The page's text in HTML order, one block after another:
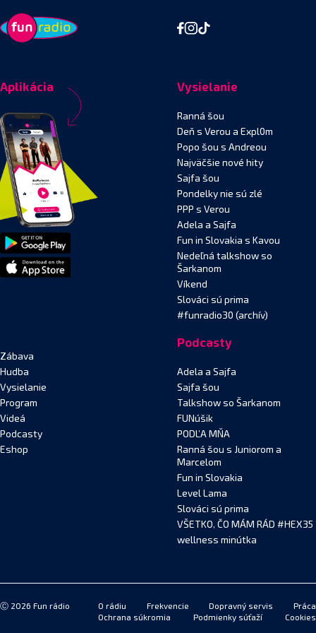
Aplikácia Vysielanie
Ranná šou
Deň s Verou a Expl0m
Popo šou s Andreou
Najväčšie nové hity
Sajfa šou
Pondelky nie sú zlé
PPP s Verou
Adela a Sajfa
Fun in Slovakia s Kavou
Nedeľná talkshow so
Šarkanom
Víkend
Slováci sú prima
#funradio30 (archív)
Zábava
Hudba
Vysielanie
Program
Videá
Podcasty
Eshop
Podcasty
Adela a Sajfa
Sajfa šou
Talkshow so Šarkanom
FUNúšik
PODĽA MŇA
Ranná šou s Juniorom a
Marcelom
Fun in Slovakia
Level Lama
Slováci sú prima
VŠETKO, ČO MÁM RÁD #HEX35
wellness minútka
Ⓒ 2026 Fun rádio O rádiu Frekvencie Dopravný servis
Práca
Ochrana súkromia
Podmienky súťaží Cookies